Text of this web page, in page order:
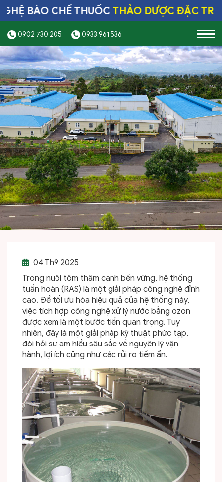
BÀO CHẾ THUỐCTHẢO DƯỢC ĐẶC TRỊ
0902 730 205 0933 961 536
04 Th9 2025
Trong nuôi tôm thâm canh bền vững, hệ thống
tuần hoàn (RAS) là một giải pháp công nghệ đỉnh
cao. Để tối ưu hóa hiệu quả của hệ thống này,
việc tích hợp công nghệ xử lý nước bằng ozon
được xem là một bước tiến quan trọng. Tuy
nhiên, đây là một giải pháp kỹ thuật phức tạp,
đòi hỏi sự am hiểu sâu sắc về nguyên lý vận
hành, lợi ích cũng như các rủi ro tiềm ẩn.